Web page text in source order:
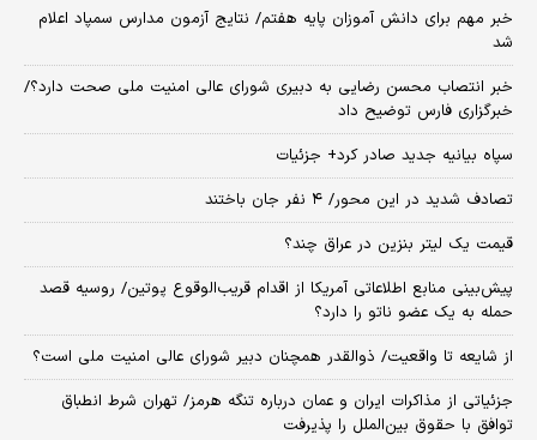
خبر مهم برای دانش آموزان پایه هفتم/ نتایج آزمون مدارس سمپاد اعلام
شد
خبر انتصاب محسن رضایی به دبیری شورای عالی امنیت ملی صحت دارد؟/
خبرگزاری فارس توضیح داد
سپاه بیانیه جدید صادر کرد+ جزئیات
تصادف شدید در این محور/ ۴ نفر جان باختند
قیمت یک لیتر بنزین در عراق چند؟
پیش‌بینی منابع اطلاعاتی آمریکا از اقدام قریب‌الوقوع پوتین/ روسیه قصد
حمله به یک عضو ناتو را دارد؟
از شایعه تا واقعیت/ ذوالقدر همچنان دبیر شورای ‌عالی امنیت ملی است؟
جزئیاتی از مذاکرات ایران و عمان درباره تنگه هرمز/ تهران شرط انطباق
توافق با حقوق بین‌الملل را پذیرفت